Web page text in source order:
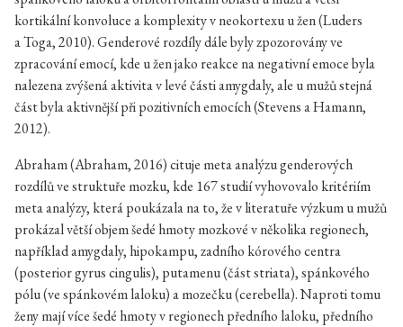
kortikální konvoluce a komplexity v neokortexu u žen (Luders
a Toga, 2010). Genderové rozdíly dále byly zpozorovány ve
zpracování emocí, kde u žen jako reakce na negativní emoce byla
nalezena zvýšená aktivita v levé části amygdaly, ale u mužů stejná
část byla aktivnější při pozitivních emocích (Stevens a Hamann,
2012).
Abraham (Abraham, 2016) cituje meta analýzu genderových
rozdílů ve struktuře mozku, kde 167 studií vyhovovalo kritériím
meta analýzy, která poukázala na to, že v literatuře výzkum u mužů
prokázal větší objem šedé hmoty mozkové v několika regionech,
například amygdaly, hipokampu, zadního kórového centra
(posterior gyrus cingulis), putamenu (část striata), spánkového
pólu (ve spánkovém laloku) a mozečku (cerebella). Naproti tomu
ženy mají více šedé hmoty v regionech předního laloku, předního